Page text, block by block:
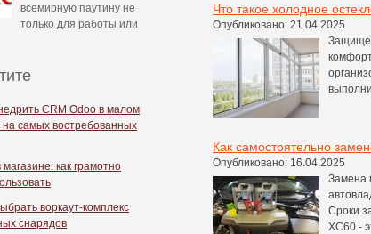
всемирную паутину не
только для работы или
CRM Odoo в малом
на самых востребованных
как грамотно
воркаут-комплекс
снарядов
Что такое холодное
Опубликовано: 21.04.2025
Как самостоятельно
Опубликовано: 16.04.2025
Замена
Сроки
XC60 -